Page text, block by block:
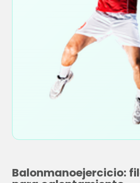
Balonmanoejercicio: